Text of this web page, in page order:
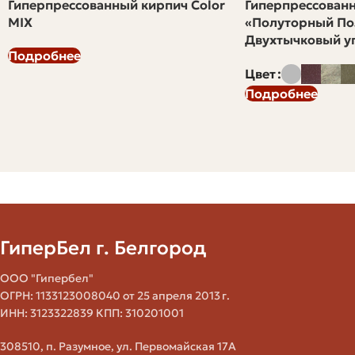
морозостойкость
обжига
Доступная цена,
влаге, не
прочность, низкое
Гиперпрессованный
аккуратный,
подходит для
стен
Гиперпрессованный кирпич Color
MIX
Подробнее
«Полуторный
Двухтычковый
Цвет
Подробнее
ГиперБел г. Белгород
ООО "Гипербел"
ОГРН: 1133123008040 от 25 апреля 2013 г.
ИНН: 3123322839 КПП: 310201001
308510, п. Разумное, ул. Первомайская 17А